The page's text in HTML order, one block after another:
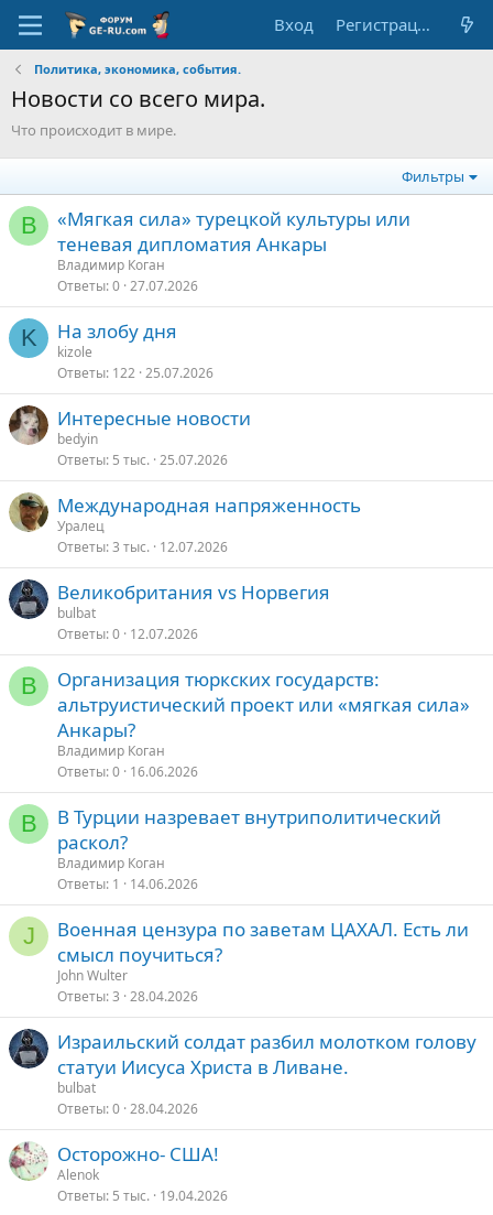
Вход Регистрация
Политика, экономика, события.
Новости со всего мира.
Что происходит в мире.
Фильтры
В
«Мягкая сила» турецкой культуры или
теневая дипломатия Анкары
Владимир Коган
Ответы 0 27.07.2026
K На злобу дня
kizole
Ответы 122 25.07.2026
Интересные новости
bedyin
Ответы 5 тыс. 25.07.2026
Международная напряженность
Уралец
Ответы 3 тыс. 12.07.2026
Великобритания vs Норвегия
bulbat
Ответы 0 12.07.2026
В
Организация тюркских государств:
альтруистический проект или «мягкая сила»
Анкары?
Владимир Коган
Ответы 0 16.06.2026
В
В Турции назревает внутриполитический
раскол?
Владимир Коган
Ответы 1 14.06.2026
J
Военная цензура по заветам ЦАХАЛ. Есть ли
смысл поучиться?
John Wulter
Ответы 3 28.04.2026
Израильский солдат разбил молотком голову
статуи Иисуса Христа в Ливане.
bulbat
Ответы 0 28.04.2026
Осторожно- США!
Alenok
Ответы 5 тыс. 19.04.2026